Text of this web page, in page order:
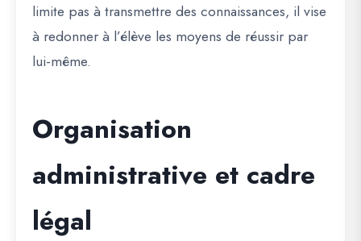
limite pas à transmettre des connaissances, il vise
à redonner à l’élève les moyens de réussir par
lui-même.
Organisation
administrative et cadre
légal